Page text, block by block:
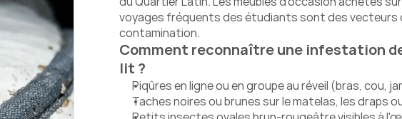
voyages fréquents des étudiants sont des vecteurs
contamination.
Comment reconnaître une infestation
lit ?
Piqûres en ligne ou en groupe au réveil (bras, cou,
Taches noires ou brunes sur le matelas, les draps